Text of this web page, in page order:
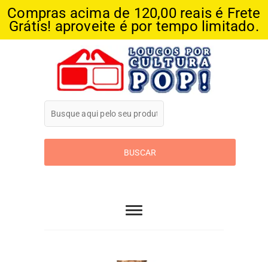
Compras acima de 120,00 reais é Frete
Grátis! aproveite é por tempo limitado.
Loucos Por
Cultura Pop